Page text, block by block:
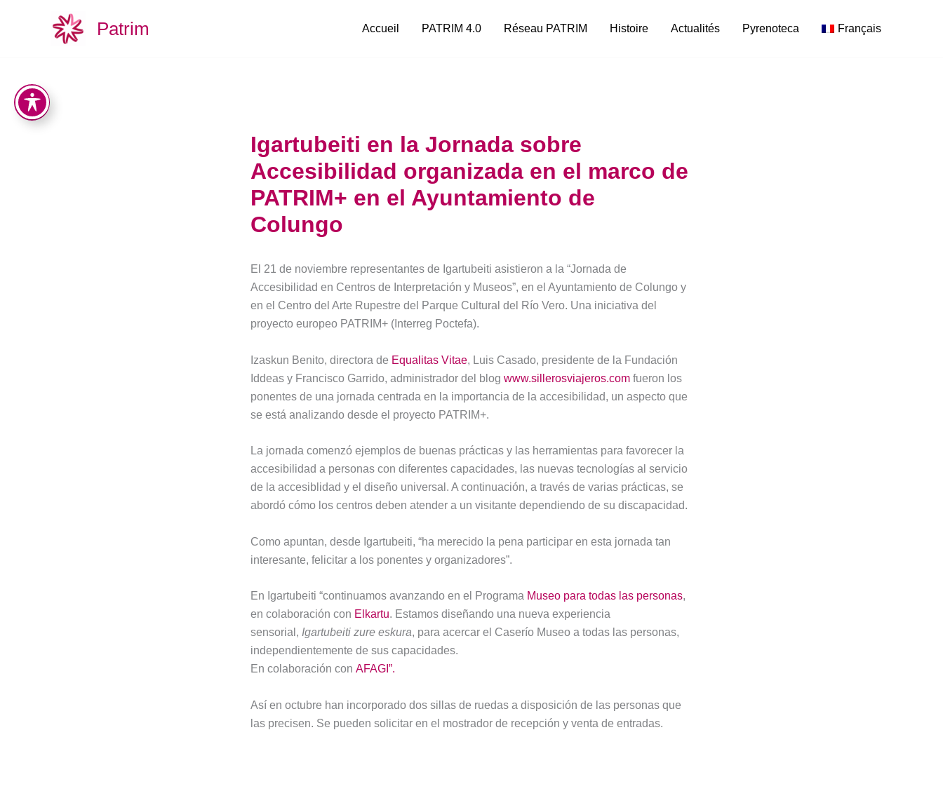
Patrim Accueil PATRIM 4.0 Réseau PATRIM Histoire Actualités Pyrenoteca Français
Igartubeiti en la Jornada sobre
Accesibilidad organizada en el marco de
PATRIM+ en el Ayuntamiento de
Colungo
El 21 de noviembre representantes de Igartubeiti asistieron a la “Jornada de
Accesibilidad en Centros de Interpretación y Museos”, en el Ayuntamiento de Colungo y
en el Centro del Arte Rupestre del Parque Cultural del Río Vero. Una iniciativa del
proyecto europeo PATRIM+ (Interreg Poctefa).
Izaskun Benito, directora de Equalitas Vitae, Luis Casado, presidente de la Fundación
Iddeas y Francisco Garrido, administrador del blog www.sillerosviajeros.com fueron los
ponentes de una jornada centrada en la importancia de la accesibilidad, un aspecto que
se está analizando desde el proyecto PATRIM+.
La jornada comenzó ejemplos de buenas prácticas y las herramientas para favorecer la
accesibilidad a personas con diferentes capacidades, las nuevas tecnologías al servicio
de la accesiblidad y el diseño universal. A continuación, a través de varias prácticas, se
abordó cómo los centros deben atender a un visitante dependiendo de su discapacidad.
Como apuntan, desde Igartubeiti, “ha merecido la pena participar en esta jornada tan
interesante, felicitar a los ponentes y organizadores”.
En Igartubeiti “continuamos avanzando en el Programa Museo para todas las personas,
en colaboración con Elkartu. Estamos diseñando una nueva experiencia
sensorial, Igartubeiti zure eskura, para acercar el Caserío Museo a todas las personas,
independientemente de sus capacidades.
En colaboración con AFAGI”.
Así en octubre han incorporado dos sillas de ruedas a disposición de las personas que
las precisen. Se pueden solicitar en el mostrador de recepción y venta de entradas.